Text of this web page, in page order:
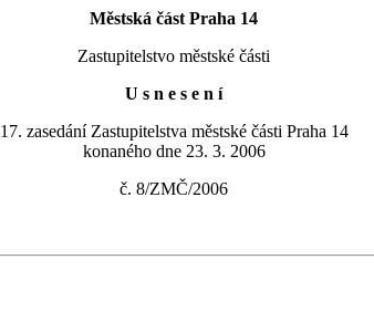
Městská část Praha 14
Zastupitelstvo městské části
U s n e s e n í
17. zasedání Zastupitelstva městské části Praha 14
konaného dne 23. 3. 2006
č. 8/ZMČ/2006